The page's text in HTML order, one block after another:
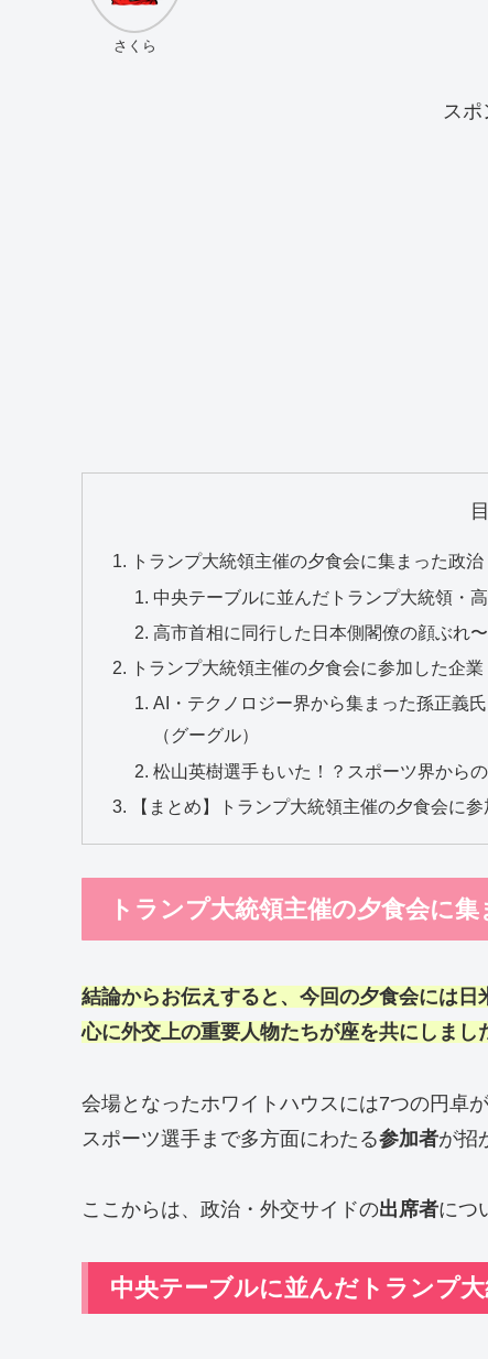
さくら
スポ
トランプ大統領主催の夕食会に集まった政
中央テーブルに並んだトランプ大統領・
高市首相に同行した日本側閣僚の顔ぶれ
トランプ大統領主催の夕食会に参加した企
AI・テクノロジー界から集まった孫正義
（グーグル）
松山英樹選手もいた！？スポーツ界から
【まとめ】トランプ大統領主催の夕食会に
トランプ大統領主催の夕食会に
結論からお伝えすると、今回の夕食会には
心に外交上の重要人物たちが座を共にしまし
会場となったホワイトハウスには7つの円卓
スポーツ選手まで多方面にわたる参加者が招
ここからは、政治・外交サイドの出席者につ
中央テーブルに並んだトランプ